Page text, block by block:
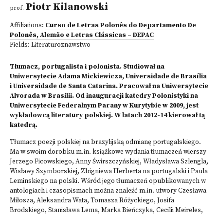
prof. Piotr Kilanowski
Affiliations: Curso de Letras Polonês do Departamento De
Polonês, Alemão e Letras Clássicas – DEPAC
Fields: Literaturoznawstwo
Tłumacz, portugalista i polonista. Studiował na
Uniwersytecie Adama Mickiewicza, Universidade de Brasília
i Universidade de Santa Catarina. Pracował na Uniwersytecie
Alvorada w Brasilii. Od inauguracji katedry Polonistyki na
Uniwersytecie Federalnym Parany w Kurytybie w 2009, jest
wykładowcą literatury polskiej. W latach 2012-14 kierował tą
katedrą.
Tłumacz poezji polskiej na brazylijską odmianę portugalskiego.
Ma w swoim dorobku m.in. książkowe wydania tłumaczeń wierszy
Jerzego Ficowskiego, Anny Świrszczyńskiej, Władysława Szlengla,
Wisławy Szymborskiej, Zbigniewa Herberta na portugalski i Paula
Leminskiego na polski. Wśród jego tłumaczeń opublikowanych w
antologiach i czasopismach można znaleźć m.in. utwory Czesława
Miłosza, Aleksandra Wata, Tomasza Różyckiego, Josifa
Brodskiego, Stanisława Lema, Marka Bieńczyka, Cecilii Meireles,